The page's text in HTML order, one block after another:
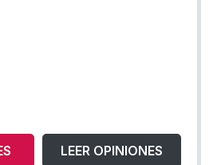
LEER OPINIONES